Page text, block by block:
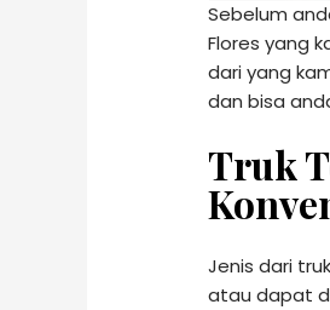
Sebelum
Flores yang
dari yang
dan bisa
Truk
Jenis dari
atau dapat